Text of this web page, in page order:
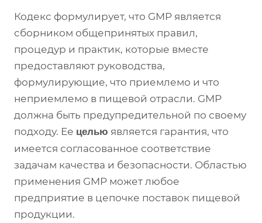
Кодекс формулирует, что GMP является
сборником общепринятых правил,
процедур и практик, которые вместе
предоставляют руководства,
формулирующие, что приемлемо и что
неприемлемо в пищевой отрасли. GMP
должна быть предупредительной по своему
подходу. Ее целью является гарантия, что
имеется согласованное соответствие
задачам качества и безопасности. Областью
применения GMP может любое
предприятие в цепочке поставок пищевой
продукции.